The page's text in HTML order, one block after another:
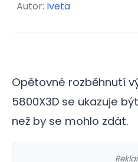
Autor: Iveta
Opětovné rozběhnutí
5800X3D se ukazuje
než by se mohlo zdát.